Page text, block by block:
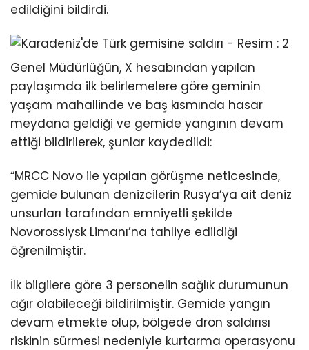
edildiğini bildirdi.
Genel Müdürlüğün, X hesabından yapılan
paylaşımda ilk belirlemelere göre geminin
yaşam mahallinde ve baş kısmında hasar
meydana geldiği ve gemide yangının devam
ettiği bildirilerek, şunlar kaydedildi:
“MRCC Novo ile yapılan görüşme neticesinde,
gemide bulunan denizcilerin Rusya’ya ait deniz
unsurları tarafından emniyetli şekilde
Novorossiysk Limanı’na tahliye edildiği
öğrenilmiştir.
İlk bilgilere göre 3 personelin sağlık durumunun
ağır olabileceği bildirilmiştir. Gemide yangın
devam etmekte olup, bölgede dron saldırısı
riskinin sürmesi nedeniyle kurtarma operasyonu